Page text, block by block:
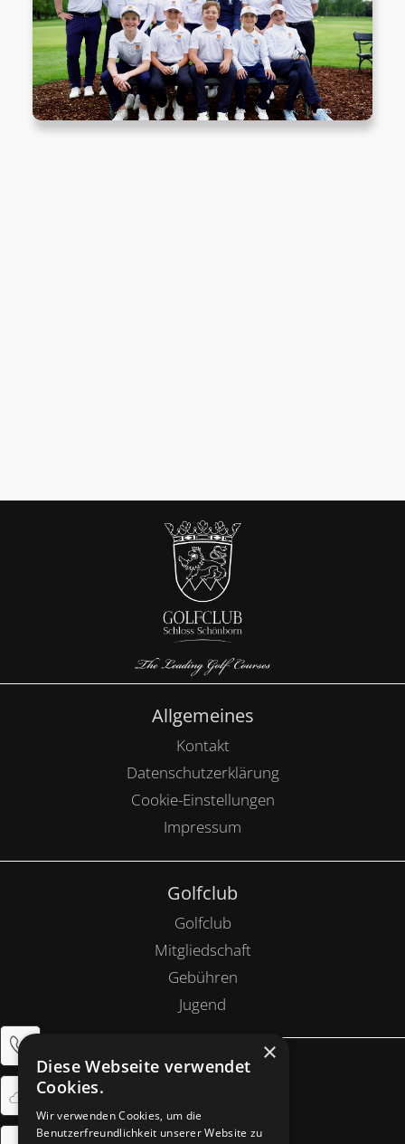
Allgemeines
Kontakt
Datenschutzerklärung
Cookie-Einstellungen
Impressum
Golfclub
Golfclub
Mitgliedschaft
Gebühren
Jugend
Anlage
Restaurant
×
Diese Webseite verwendet
Cookies.
Wir verwenden Cookies, um die
Benutzerfreundlichkeit unserer Website zu